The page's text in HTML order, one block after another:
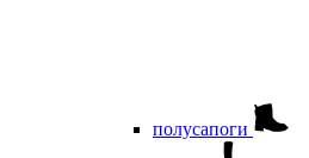
полусапоги